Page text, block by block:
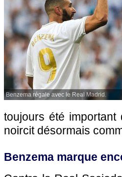
Benzema régale avec le Real Madrid.
toujours été
noircit désormais
Benzema marque